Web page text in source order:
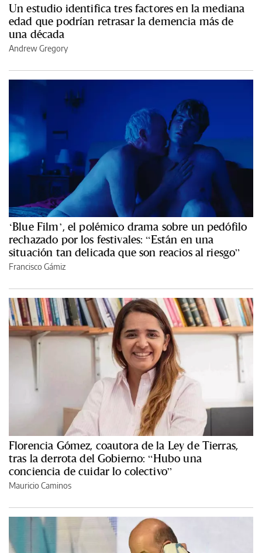
Un estudio identifica tres factores en la mediana
edad que podrían retrasar la demencia más de
una década
Andrew Gregory
‘Blue Film’, el polémico drama sobre un pedófilo
rechazado por los festivales: “Están en una
situación tan delicada que son reacios al riesgo”
Francisco Gámiz
Florencia Gómez, coautora de la Ley de Tierras,
tras la derrota del Gobierno: “Hubo una
conciencia de cuidar lo colectivo”
Mauricio Caminos